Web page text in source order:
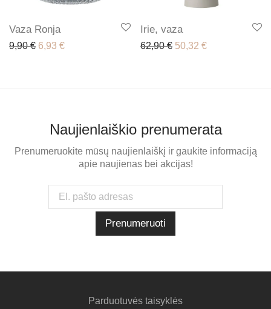
Vaza Ronja
9,90€ Original price was: 9,90 €.
6,93 €Current price is: 6,93 €.
Irie, vaza
62,90€ Original price was:
50,32 €Current price
Naujienlaiškio prenumerata
Prenumeruokite mūsų naujienlaiškį ir gaukite informaciją
apie naujienas bei akcijas!
Parduotuvės taisyklės